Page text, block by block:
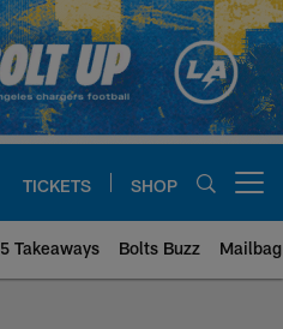
TICKETS SHOP
5 Takeaways Bolts Buzz Mailbag